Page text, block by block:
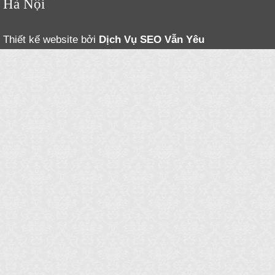
Hà Nội
Thiết kế website bởi Dịch Vụ SEO Vẫn Yêu